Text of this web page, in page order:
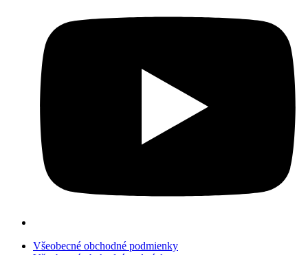
Všeobecné obchodné podmienky